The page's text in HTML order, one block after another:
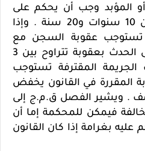
المؤبد وجب أن يحكم على
الحدث بعقوبة تتراوح بين 10 سنوات و20 سنة . وإذا
تستوجب عقوبة السجن مع
القيام بأشغال يحكم على الحدث بعقوبة تتراوح بين 3
الجريمة المقترفة تستوجب
المقررة في القانون يخفض
. ويشير الفصل ق.م.ج إلى
فيمكن للمحكمة إما أن
بغرامة إذا كان القانون